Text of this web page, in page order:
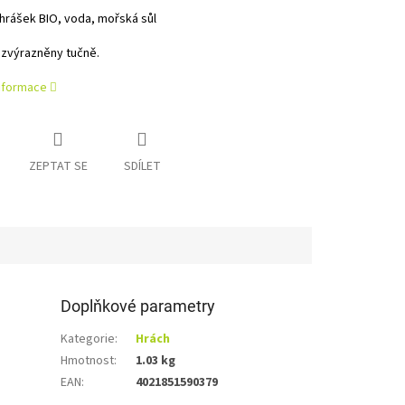
hrášek BIO, voda, mořská sůl
tučně.
ZEPTAT SE SDÍLET
Doplňkové parametry
Kategorie:
Hrách
Hmotnost:
1.03 kg
EAN: 4021851590379